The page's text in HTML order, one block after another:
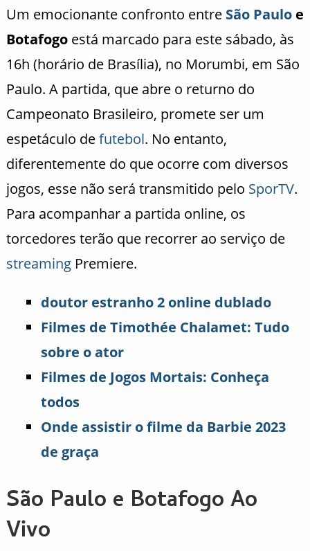
Um emocionante confronto entre São Pauloe
Botafogoestá marcado para este sábado, às
16h (horário de Brasília), no Morumbi, em São
Paulo. A partida, que abre o returno do
Campeonato Brasileiro, promete ser um
espetáculo defutebol. No entanto,
diferentemente do que ocorre com diversos
jogos, esse não será transmitido pelo SporTV.
Para acompanhar a partida online, os
torcedores terão que recorrer ao serviço de
streamingPremiere.
doutor estranho 2 online dublado
Filmes de Timothée Chalamet: Tudo
sobre o ator
Filmes de Jogos Mortais: Conheça
todos
Onde assistir o filme da Barbie 2023
de graça
São Paulo e Botafogo Ao
Vivo